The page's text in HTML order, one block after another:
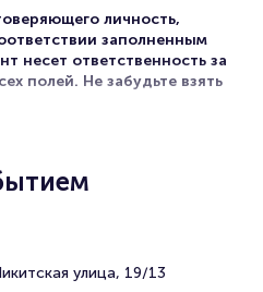
личность,
заполненным
несет ответственность за
полей. Не забудьте взять
пройдет 19 сентября
актуальной темы, раскроет
информацию, которая
на новые идеи.
улица, 19/13